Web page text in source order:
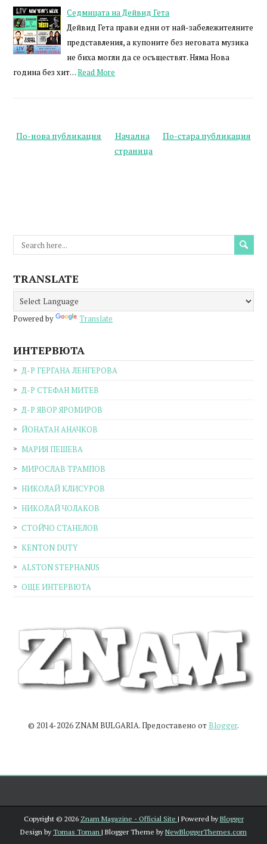
Седмицата на Дейвид Гета
Дейвид Гета прави едни от най-забележителните
представления, а купоните без неговата музика
не биха могли да се осъществят. Няма Нова
година без хит…Read More
По-нова публикация По-стара публикация
Начална
страница
TRANSLATE
Powered by Translate
ИНТЕРВЮТА
Д-Р ГЕРГАНА ЛЕНГЕРОВА
Д-Р СТЕФАН МИТЕВ
Д-Р ЯВОР ЯРОМИРОВ
ЙОНАТАН АНАЧКОВ
МАРИЯ ПЕШЕВА
МИРОСЛАВ ТРАМПОВ
НИКОЛАЙ КЛИСУРОВ
НИКОЛАЙ ЧОЛАКОВ
СТОЙЧО СТАНЕЛОВ
KENTON DUTY
ALSTON STEPHANUS
ОЩЕ ИНТЕРВЮТА
© 2014-2026 ZNAM BULGARIA. Предоставено от Blogger.
Copyright © 2026 Znam Magazine - Official Site | Powered by Blogger
Design by Tomas Toman | Blogger Theme by NewBloggerThemes.com